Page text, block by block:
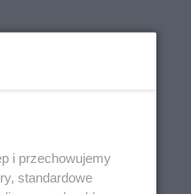
i przechowujemy
standardowe